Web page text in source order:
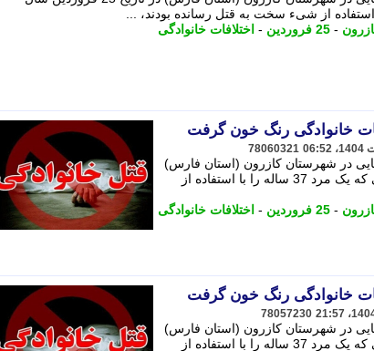
- 25 فروردین - اختلافات خانوادگی
خانوادگی رنگ خون گرفت
78060321
در شهرستان کازرون (استان فارس)
در تاریخ 25 فروردین سال جاری، زن و شوهر متهمی که یک مرد 37 ساله را با استفاده از
- 25 فروردین - اختلافات خانوادگی
خانوادگی رنگ خون گرفت
78057230
در شهرستان کازرون (استان فارس)
در تاریخ 25 فروردین سال جاری، زن و شوهر متهمی که یک مرد 37 ساله را با استفاده از